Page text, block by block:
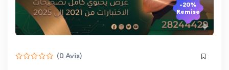
-20%
Remise
(0 Avis)